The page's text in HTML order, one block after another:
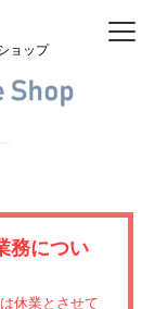
ョップ
務につい
休業とさせて